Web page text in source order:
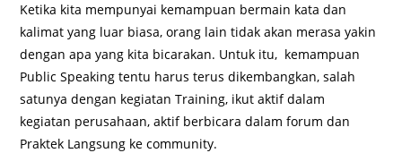
Ketika kita mempunyai kemampuan bermain kata dan
kalimat yang luar biasa, orang lain tidak akan merasa yakin
dengan apa yang kita bicarakan. Untuk itu, kemampuan
Public Speaking tentu harus terus dikembangkan, salah
satunya dengan kegiatan Training, ikut aktif dalam
kegiatan perusahaan, aktif berbicara dalam forum dan
Praktek Langsung ke community.